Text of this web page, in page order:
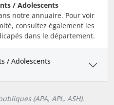
/ Adolescents
notre annuaire. Pour voir
consultez également les
dans le département.
/ Adolescents
(APA, APL, ASH).